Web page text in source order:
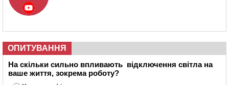
ОПИТУВАННЯ
На скільки сильно впливають відключення світла на
ваше життя, зокрема роботу?